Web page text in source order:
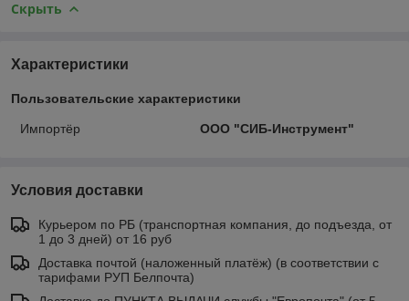
Скрыть
Характеристики
Пользовательские характеристики
Импортёр ООО "СИБ-Инструмент"
Условия доставки
Курьером по РБ (транспортная компания, до подъезда, от
1 до 3 дней) от 16 руб
Доставка почтой (наложенный платёж) (в соответствии с
тарифами РУП Белпочта)